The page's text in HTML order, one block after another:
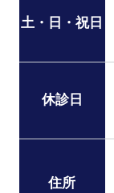
土・日・祝日
休診日
住所